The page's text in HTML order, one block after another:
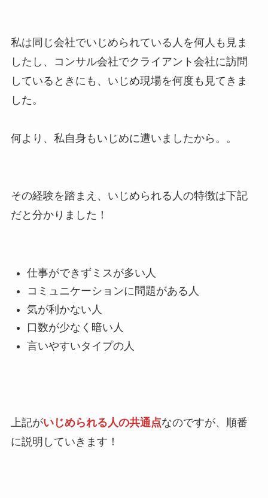
私は同じ会社でいじめられている人を何人も見ま
したし、コンサル会社でクライアント会社に訪問
しているときにも、いじめ現場を何度も見てきま
した。
何より、私自身もいじめに遭いましたから。。
その経験を踏まえ、いじめられる人の特徴は下記
だと分かりました！
仕事ができずミスが多い人
コミュニケーションに問題がある人
気が利かない人
口数が少なく暗い人
言いやすいタイプの人
上記がいじめられる人の共通点なのですが、順番
に説明していきます！